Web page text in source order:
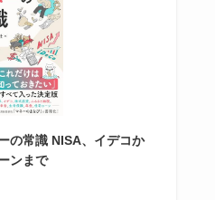
常識 NISA、イデコか
ンまで